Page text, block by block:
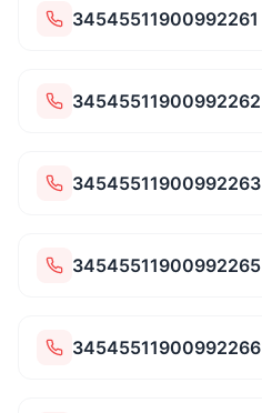
34545511900992261
34545511900992262
34545511900992263
34545511900992265
34545511900992266